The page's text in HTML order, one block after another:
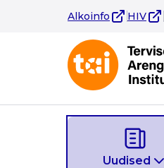
Alkoinfo HIV
Uudised